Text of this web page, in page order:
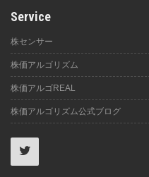
Service
株センサー
株価アルゴリズム
株価アルゴREAL
株価アルゴリズム公式ブログ